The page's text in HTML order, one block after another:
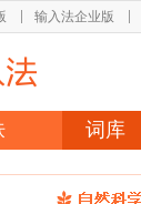
输入法企业版
词库